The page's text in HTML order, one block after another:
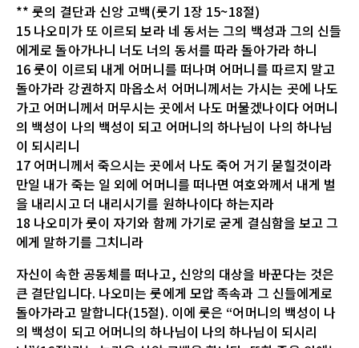
** 룻의 결단과 신앙 고백(룻기 1장 15~18절)
15 나오미가 또 이르되 보라 네 동서는 그의 백성과 그의 신들
에게로 돌아가나니 너도 너의 동서를 따라 돌아가라 하니
16 룻이 이르되 내게 어머니를 떠나며 어머니를 따르지 말고
돌아가라 강권하지 마옵소서 어머니께서는 가시는 곳에 나도
가고 어머니께서 머무시는 곳에서 나도 머물겠나이다 어머니
의 백성이 나의 백성이 되고 어머니의 하나님이 나의 하나님
이 되시리니
17 어머니께서 죽으시는 곳에서 나도 죽어 거기 묻힐것이라
만일 내가 죽는 일 외에 어머니를 떠나면 여호와께서 내게 벌
을 내리시고 더 내리시기를 원하나이다 하는지라
18 나오미가 룻이 자기와 함께 가기로 굳게 결심함을 보고 그
에게 말하기를 그치니라
자신이 속한 공동체를 떠나고, 신앙의 대상을 바꾼다는 것은
큰 결단입니다. 나오미는 룻에게 모압 족속과 그 신들에게로
돌아가라고 말합니다(15절). 이에 룻은 “어머니의 백성이 나
의 백성이 되고 어머니의 하나님이 나의 하나님이 되시리